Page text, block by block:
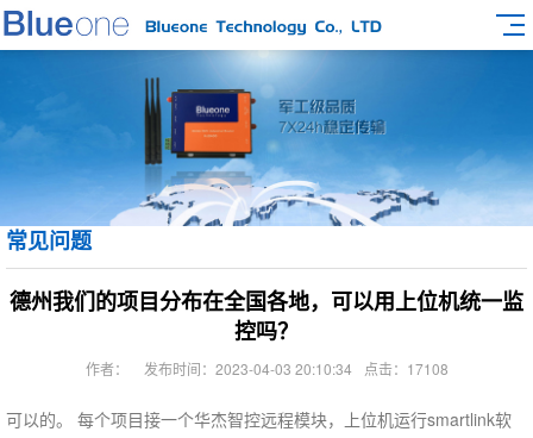
常见问题
德州我们的项目分布在全国各地，可以用上位机统一监
控吗？
作者： 发布时间：2023-04-03 20:10:34 点击：17108
可以的。 每个项目接一个华杰智控远程模块，上位机运行smartlink软